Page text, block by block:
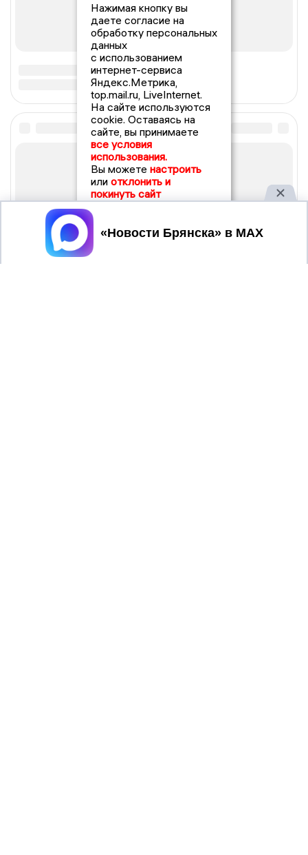
Нажимая кнопку вы
даете согласие на
обработку персональных
данных
с использованием
интернет-сервиса
Яндекс.Метрика,
top.mail.ru, LiveInternet.
На сайте используются
cookie. Оставаясь на
сайте, вы принимаете
все условия
использования.
Вы можете настроить
или отклонить и
покинуть сайт
Принять